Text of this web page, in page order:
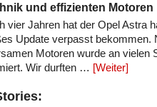
und effizienten Motoren
vier Jahren hat der Opel Astra
Update verpasst bekommen.
Motoren wurde an vielen
Wir durften … [Weiter]